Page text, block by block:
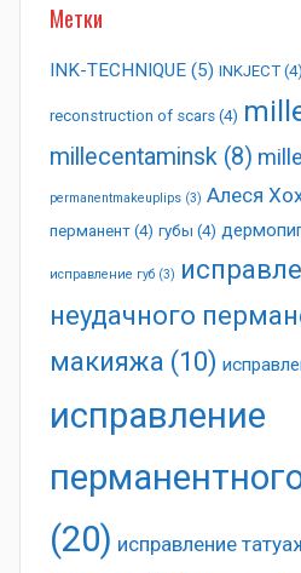
Метки
INK-TECHNIQUE (5) INKJECT (4)
reconstruction of scars (4)
millecentaminsk (8)
permanentmakeuplips (3) Алеся
перманент (4) губы (4)
исправление губ (3)
неудачного
макияжа (10)
исправление
(20) исправление